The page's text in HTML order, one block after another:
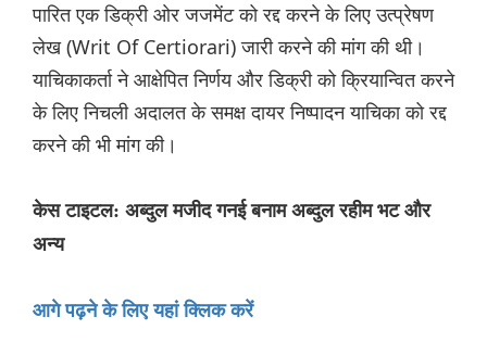
पारित एक ड‌िक्री ओर जजमेंट को रद्द करने के लिए उत्प्रेषण
लेख (Writ Of Certiorari) जारी करने की मांग की थी।
याचिकाकर्ता ने आक्षेपित निर्णय और डिक्री को क्रियान्वित करने
के लिए निचली अदालत के समक्ष दायर निष्पादन याचिका को रद्द
करने की भी मांग की।
केस टाइटल: अब्दुल मजीद गनई बनाम अब्दुल रहीम भट और
अन्य
आगे पढ़ने के लिए यहां क्लिक करें